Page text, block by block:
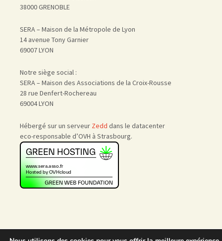
38000 GRENOBLE
SERA – Maison de la Métropole de Lyon
14 avenue Tony Garnier
69007 LYON
Notre siège social :
SERA – Maison des Associations de la Croix-Rousse
28 rue Denfert-Rochereau
69004 LYON
Hébergé sur un serveur Zedd dans le datacenter
eco-responsable d’OVH à Strasbourg.